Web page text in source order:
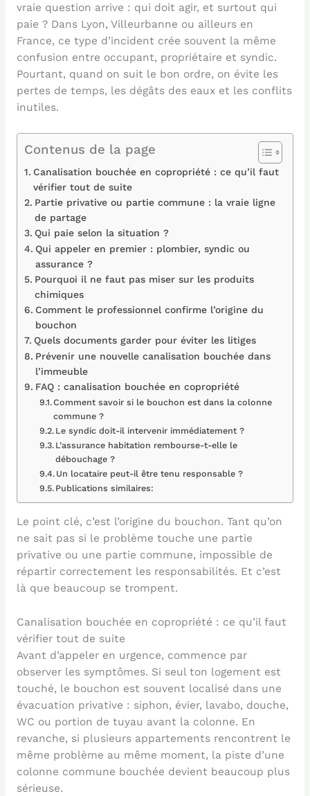
vraie question arrive : qui doit agir, et surtout qui
paie ? Dans Lyon, Villeurbanne ou ailleurs en
France, ce type d’incident crée souvent la même
confusion entre occupant, propriétaire et syndic.
Pourtant, quand on suit le bon ordre, on évite les
pertes de temps, les dégâts des eaux et les conflits
inutiles.
Contenus de la page
Canalisation bouchée en copropriété : ce qu’il faut
vérifier tout de suite
Partie privative ou partie commune : la vraie ligne
de partage
Qui paie selon la situation ?
Qui appeler en premier : plombier, syndic ou
assurance ?
Pourquoi il ne faut pas miser sur les produits
chimiques
Comment le professionnel confirme l’origine du
bouchon
Quels documents garder pour éviter les litiges
Prévenir une nouvelle canalisation bouchée dans
l’immeuble
FAQ : canalisation bouchée en copropriété
Comment savoir si le bouchon est dans la colonne
commune ?
Le syndic doit-il intervenir immédiatement ?
L’assurance habitation rembourse-t-elle le
débouchage ?
Un locataire peut-il être tenu responsable ?
Publications similaires:
Le point clé, c’est l’origine du bouchon. Tant qu’on
ne sait pas si le problème touche une partie
privative ou une partie commune, impossible de
répartir correctement les responsabilités. Et c’est
là que beaucoup se trompent.
Canalisation bouchée en copropriété : ce qu’il faut
vérifier tout de suite
Avant d’appeler en urgence, commence par
observer les symptômes. Si seul ton logement est
touché, le bouchon est souvent localisé dans une
évacuation privative : siphon, évier, lavabo, douche,
WC ou portion de tuyau avant la colonne. En
revanche, si plusieurs appartements rencontrent le
même problème au même moment, la piste d’une
colonne commune bouchée devient beaucoup plus
sérieuse.